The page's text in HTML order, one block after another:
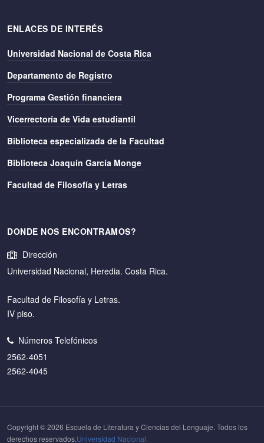
ENLACES DE INTERÉS
Universidad Nacional de Costa Rica
Departamento de Registro
Programa Gestión financiera
Vicerrectoría de Vida estudiantil
Biblioteca especializada de la Facultad
Biblioteca Joaquín García Monge
Facultad de Filosofía y Letras
DONDE NOS ENCONTRAMOS?
Dirección
Universidad Nacional, Heredia. Costa Rica.
Facultad de Filosofía y Letras.
IV piso.
Números Telefónicos
2562-4051
2562-4045
Copyright © 2026 Escuela de Literatura y Ciencias del Lenguaje. Todos los
derechos reservados.Universidad Nacional.